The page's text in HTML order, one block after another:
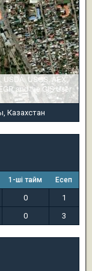
USGS, AEX,
and the GIS User
Казахстан
1-ші тайм Есеп
0
1
0 3